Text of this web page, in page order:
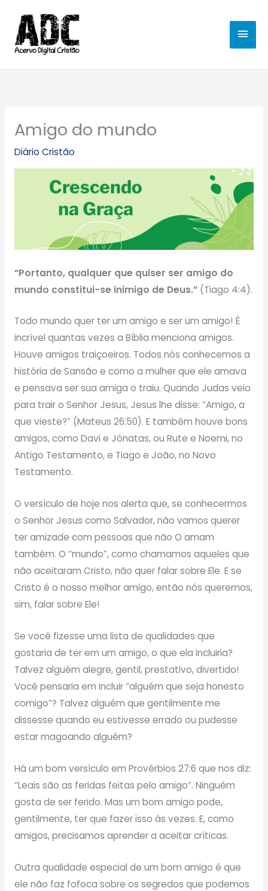
para
conteúdo
Amigo do mundo
Diário Cristão
“Portanto, qualquer que quiser ser amigo do
mundo constitui-se inimigo de Deus.”(Tiago 4:4).
Todo mundo quer ter um amigo e ser um amigo! É
incrível quantas vezes a Bíblia menciona amigos.
Houve amigos traiçoeiros. Todos nós conhecemos a
história de Sansão e como a mulher que ele amava
e pensava ser sua amiga o traiu. Quando Judas veio
para trair o Senhor Jesus, Jesus lhe disse: “Amigo, a
que vieste?” (Mateus 26:50). E também houve bons
amigos, como Davi e Jônatas, ou Rute e Noemi, no
Antigo Testamento, e Tiago e João, no Novo
Testamento.
O versículo de hoje nos alerta que, se conhecermos
o Senhor Jesus como Salvador, não vamos querer
ter amizade com pessoas que não O amam
também. O “mundo”, como chamamos aqueles que
não aceitaram Cristo, não quer falar sobre Ele. E se
Cristo é o nosso melhor amigo, então nós queremos,
sim, falar sobre Ele!
Se você fizesse uma lista de qualidades que
gostaria de ter em um amigo, o que ela incluiria?
Talvez alguém alegre, gentil, prestativo, divertido!
Você pensaria em incluir “alguém que seja honesto
comigo”? Talvez alguém que gentilmente me
dissesse quando eu estivesse errado ou pudesse
estar magoando alguém?
Há um bom versículo em Provérbios 27:6 que nos diz:
“Leais são as feridas feitas pelo amigo”. Ninguém
gosta de ser ferido. Mas um bom amigo pode,
gentilmente, ter que fazer isso às vezes. E, como
amigos, precisamos aprender a aceitar críticas.
Outra qualidade especial de um bom amigo é que
ele não faz fofoca sobre os segredos que podemos